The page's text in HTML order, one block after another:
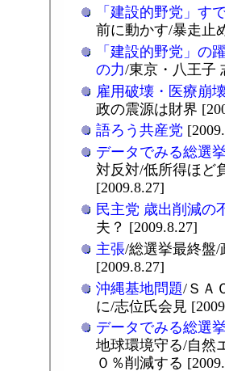
「建設的野党」す
前に動かす/暴走止
「建設的野党」の
の力/東京・八王子
雇用破壊・医療崩
政の震源は財界
語ろう共産党
データでみる総選
対反対/低所得ほど
[2009.8.27]
民主党 歳出削減の
夫？ [2009.8.27]
主張/総選挙最終盤/
[2009.8.27]
沖縄基地問題/ＳＡ
に/志位氏会見
データでみる総選
地球環境守る/自然
０％削減する